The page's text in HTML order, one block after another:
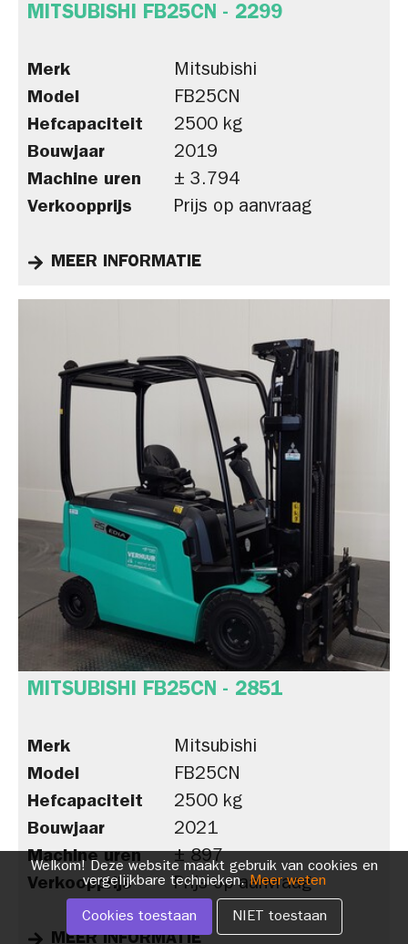
MITSUBISHI FB25CN - 2299
Merk
Mitsubishi
Model
FB25CN
Hefcapaciteit
2500 kg
Bouwjaar
2019
Machine uren
± 3.794
Verkoopprijs
Prijs op aanvraag
MEER INFORMATIE
MITSUBISHI FB25CN - 2851
Merk
Mitsubishi
Model
FB25CN
Hefcapaciteit
2500 kg
Bouwjaar
2021
Machine uren
± 897
Verkoopprijs
Prijs op aanvraag
MEER INFORMATIE
Welkom! Deze website maakt gebruik van cookies en
vergelijkbare technieken.Meer weten
Cookies toestaan NIET toestaan